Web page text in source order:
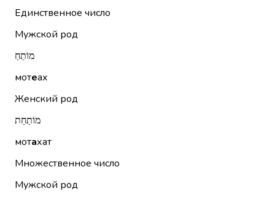
Единственное число
Мужской род
מוֹתֵחַ
мотеах
Женский род
מוֹתַחַת
мотахат
Множественное число
Мужской род